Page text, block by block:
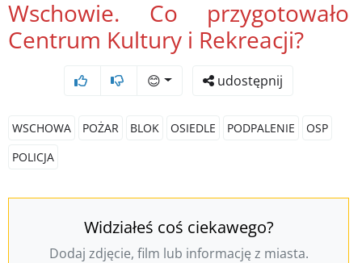
Wschowie. Co przygotowało
Centrum Kultury i Rekreacji?
😊 udostępnij
WSCHOWA POŻAR BLOK OSIEDLE PODPALENIE
OSP
POLICJA
Widziałeś coś ciekawego?
Dodaj zdjęcie, film lub informację z miasta.